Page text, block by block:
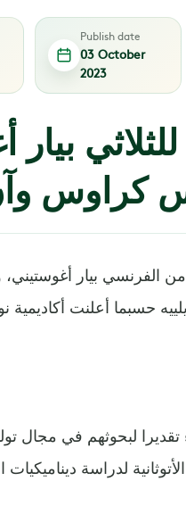
Publish date
03 October
2023
كراوس
نوبل للفيزياء للعام 2023 لكل من الفرنسي
حسبما أعلنت أكاديمية
لبحوثهم في مجال